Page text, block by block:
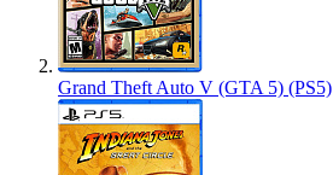
Grand Theft Auto V (GTA 5) (PS5)